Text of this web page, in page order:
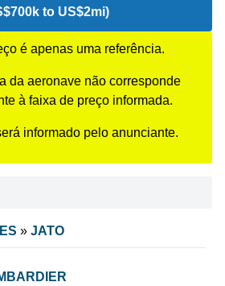
to US$2mi)
é apenas uma referência.
da aeronave não corresponde
à faixa de preço informada.
informado pelo anunciante.
» JATO